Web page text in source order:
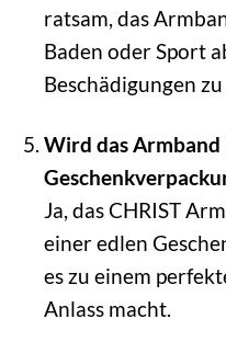
ratsam, das
Baden oder Sport
Beschädigungen
Wird das Armband
Ja, das CHRIST
einer edlen
es zu einem
Anlass macht.